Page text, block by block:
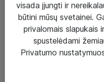
Įgyvendinti projektai
Atea ekspertų patarimai
visada įjungti ir
būtini mūsų svetainei.
privalomais slapukais
spustelėdami
Privatumo